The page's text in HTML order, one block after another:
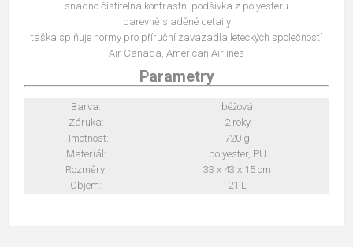
snadno čistitelná kontrastní podšívka z polyesteru
barevně sladěné detaily
taška splňuje normy pro příruční zavazadla leteckých společností
Air Canada, American Airlines
Parametry
Barva:
béžová
Záruka:
2 roky
Hmotnost:
720 g
Materiál:
polyester, PU
Rozměry:
33 x 43 x 15 cm
Objem:
21 L